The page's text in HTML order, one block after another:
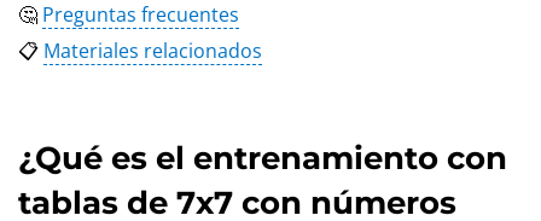
🤔 Preguntas frecuentes
📋 Materiales relacionados
¿Qué es el entrenamiento con
tablas de 7x7 con números